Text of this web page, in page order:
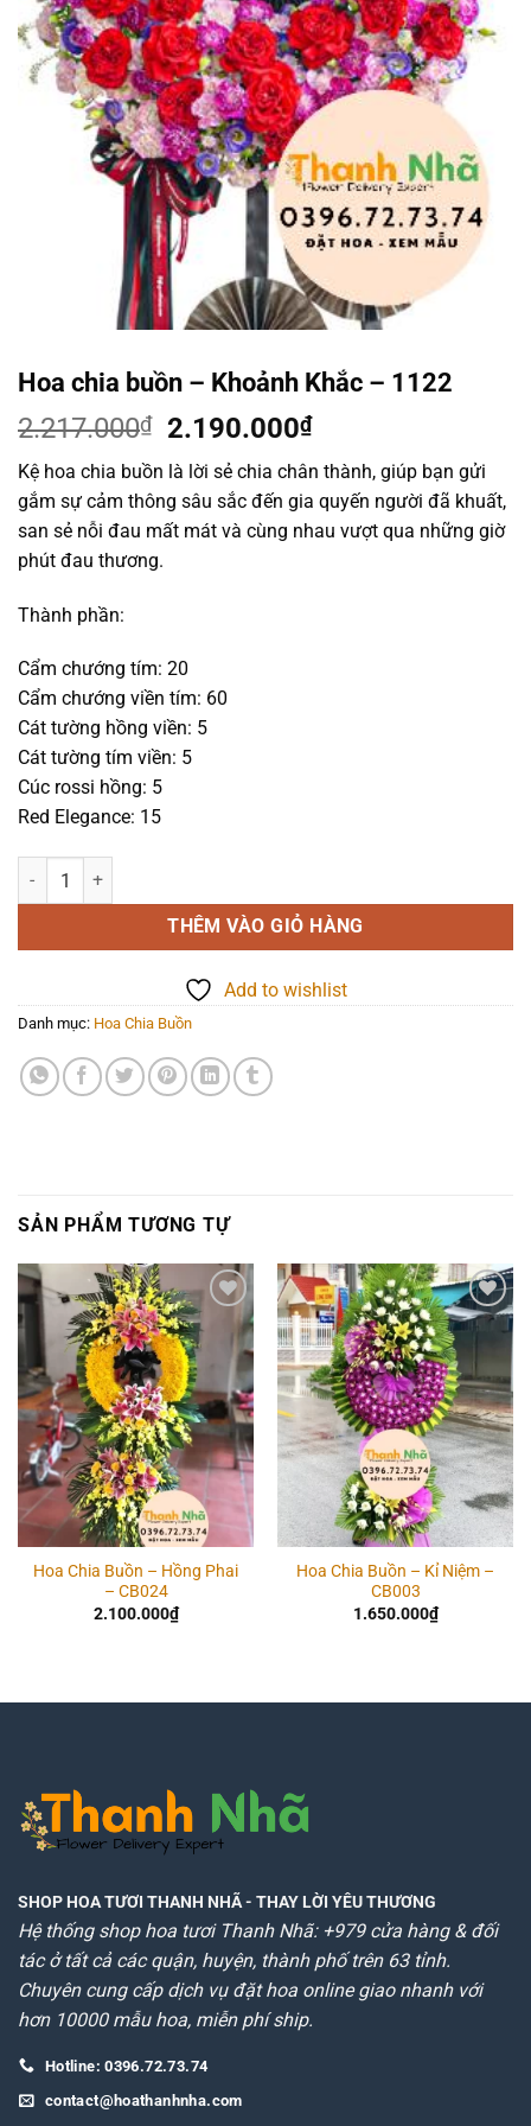
Hoa chia buồn – Khoảnh Khắc – 1122
2.217.000₫
Giá
gốc
là:
2.217.000₫.
2.190.000₫Giá
hiện
tại
là:
2.190.000₫.
Kệ hoa chia buồn là lời sẻ chia chân thành, giúp bạn gửi
gắm sự cảm thông sâu sắc đến gia quyến người đã khuất,
san sẻ nỗi đau mất mát và cùng nhau vượt qua những giờ
phút đau thương.
Thành phần:
Cẩm chướng tím: 20
Cẩm chướng viền tím: 60
Cát tường hồng viền: 5
Cát tường tím viền: 5
Cúc rossi hồng: 5
Red Elegance: 15
Hoa chia buồn - Khoảnh Khắc - 1122 số lượng
THÊM VÀO GIỎ HÀNG
Add to wishlist
Danh mục: Hoa Chia Buồn
SẢN PHẨM TƯƠNG TỰ
Add to
wishlist
Hoa Chia Buồn – Hồng Phai
– CB024
2.100.000₫
Add to
wishlist
Hoa Chia Buồn – Kỉ Niệm –
CB003
1.650.000₫
SHOP HOA TƯƠI THANH NHÃ- THAY LỜI YÊU THƯƠNG
Hệ thống shop hoa tươi Thanh Nhã: +979 cửa hàng & đối
tác ở tất cả các quận, huyện, thành phố trên 63 tỉnh.
Chuyên cung cấp dịch vụ đặt hoa online giao nhanh với
hơn 10000 mẫu hoa, miễn phí ship.
Hotline: 0396.72.73.74
contact@hoathanhnha.com